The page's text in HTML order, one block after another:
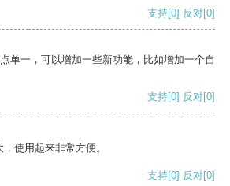
支持[0] 反对[0]
单一，可以增加一些新功能，比如增加一个自
支持[0] 反对[0]
使用起来非常方便。
支持[0] 反对[0]